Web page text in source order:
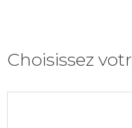
Choisissez